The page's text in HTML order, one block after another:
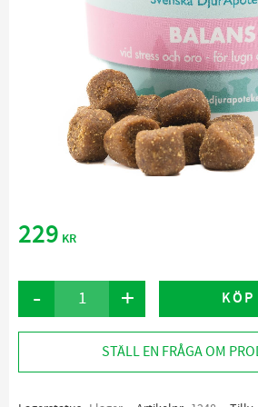
229 KR
+
- KÖP
STÄLL EN FRÅGA OM